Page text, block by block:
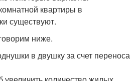
квартиры в
существуют.
ниже.
в двушку за счет переноса